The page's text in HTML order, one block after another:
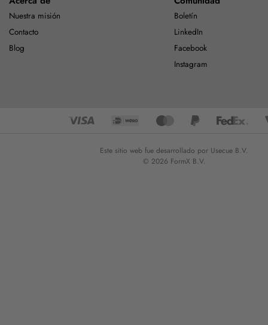
Nuestra misión
Contacto
Blog
Boletín
LinkedIn
Facebook
Instagram
Este sitio web fue desarrollado por Usecue B.V.
© 2026 FormX B.V.